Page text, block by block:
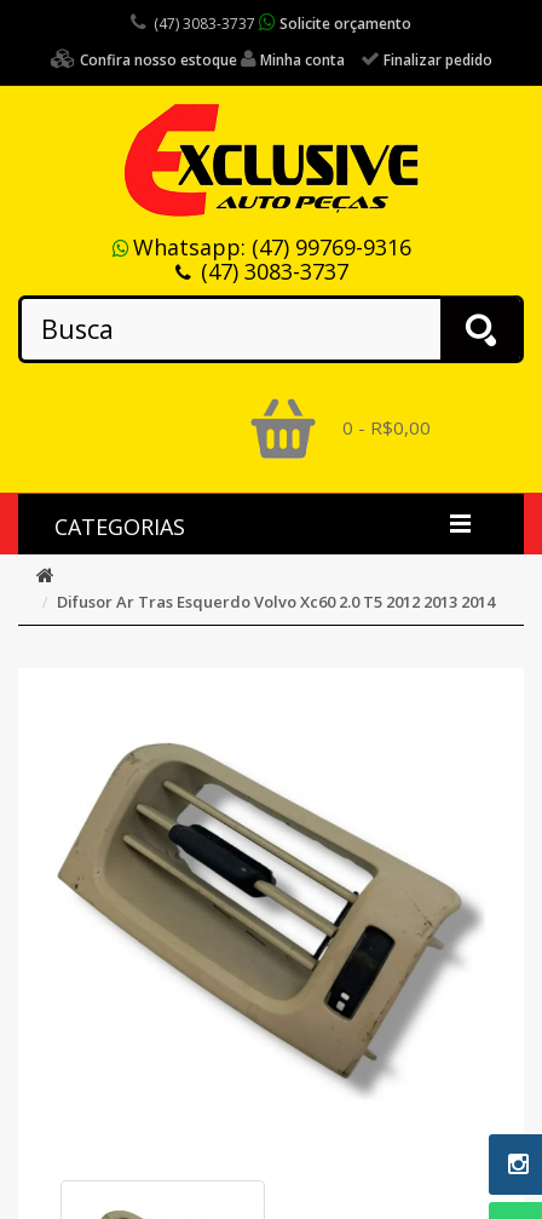
(47) 3083-3737
Solicite orçamento
Confira nosso estoque
Minha conta Finalizar pedido
Whatsapp: (47) 99769-9316
(47) 3083-3737
0 - R$0,00
CATEGORIAS
Difusor Ar Tras Esquerdo Volvo Xc60 2.0 T5 2012 2013 2014